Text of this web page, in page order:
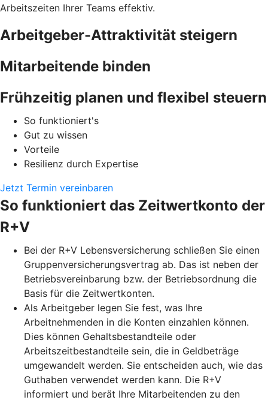
Arbeitszeiten Ihrer Teams effektiv.
Arbeitgeber-Attraktivität steigern
Mitarbeitende binden
Frühzeitig planen und flexibel steuern
So funktioniert's
Gut zu wissen
Vorteile
Resilienz durch Expertise
Jetzt Termin vereinbaren
So funktioniert das Zeitwertkonto der
R+V
Bei der R+V Lebensversicherung schließen Sie einen
Gruppenversicherungsvertrag ab. Das ist neben der
Betriebsvereinbarung bzw. der Betriebsordnung die
Basis für die Zeitwertkonten.
Als Arbeitgeber legen Sie fest, was Ihre
Arbeitnehmenden in die Konten einzahlen können.
Dies können Gehaltsbestandteile oder
Arbeitszeitbestandteile sein, die in Geldbeträge
umgewandelt werden. Sie entscheiden auch, wie das
Guthaben verwendet werden kann. Die R+V
informiert und berät Ihre Mitarbeitenden zu den